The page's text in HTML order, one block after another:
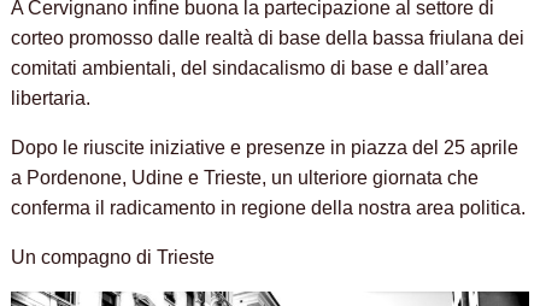
A Cervignano infine buona la partecipazione al settore di
corteo promosso dalle realtà di base della bassa friulana dei
comitati ambientali, del sindacalismo di base e dall’area
libertaria.
Dopo le riuscite iniziative e presenze in piazza del 25 aprile
a Pordenone, Udine e Trieste, un ulteriore giornata che
conferma il radicamento in regione della nostra area politica.
Un compagno di Trieste